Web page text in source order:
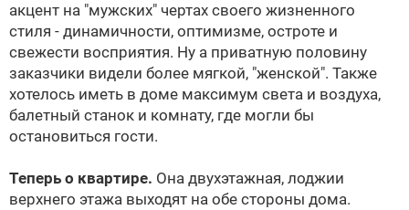
акцент на "мужских" чертах своего жизненного
стиля - динамичности, оптимизме, остроте и
свежести восприятия. Ну а приватную половину
заказчики видели более мягкой, "женской". Также
хотелось иметь в доме максимум света и воздуха,
балетный станок и комнату, где могли бы
остановиться гости.
Теперь о квартире. Она двухэтажная, лоджии
верхнего этажа выходят на обе стороны дома.